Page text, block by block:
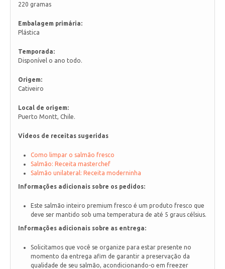
220 gramas
Embalagem primária:
Plástica
Temporada:
Disponível o ano todo.
Origem:
Cativeiro
Local de origem:
Puerto Montt, Chile.
Vídeos de receitas sugeridas
Como limpar o salmão fresco
Salmão: Receita masterchef
Salmão unilateral: Receita moderninha
Informações adicionais sobre os pedidos:
Este salmão inteiro premium fresco é um produto fresco que
deve ser mantido sob uma temperatura de até 5 graus célsius.
Informações adicionais sobre as entrega:
Solicitamos que você se organize para estar presente no
momento da entrega afim de garantir a preservação da
qualidade de seu salmão, acondicionando-o em freezer